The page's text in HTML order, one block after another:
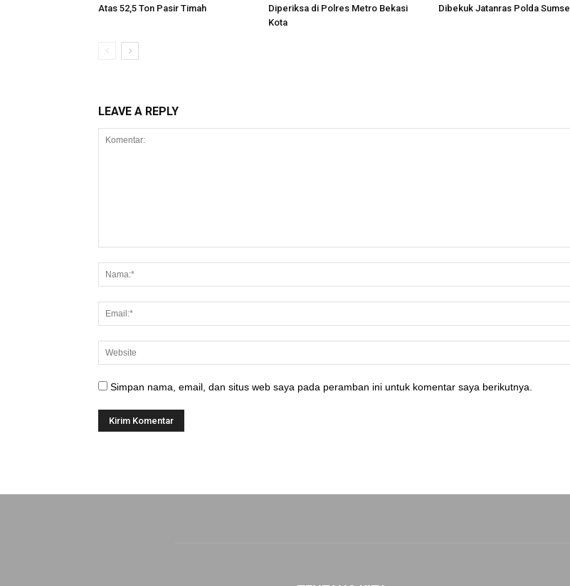
Atas 52,5 Ton Pasir Timah
Diperiksa di Polres Metro Bekasi
Kota
Dibekuk Jatanras Polda Sumsel
LEAVE A REPLY
Simpan nama, email, dan situs web saya pada peramban ini untuk komentar saya berikutnya.